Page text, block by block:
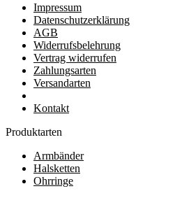
Impressum
Datenschutzerklärung
AGB
Widerrufsbelehrung
Vertrag widerrufen
Zahlungsarten
Versandarten
Kontakt
Produktarten
Armbänder
Halsketten
Ohrringe